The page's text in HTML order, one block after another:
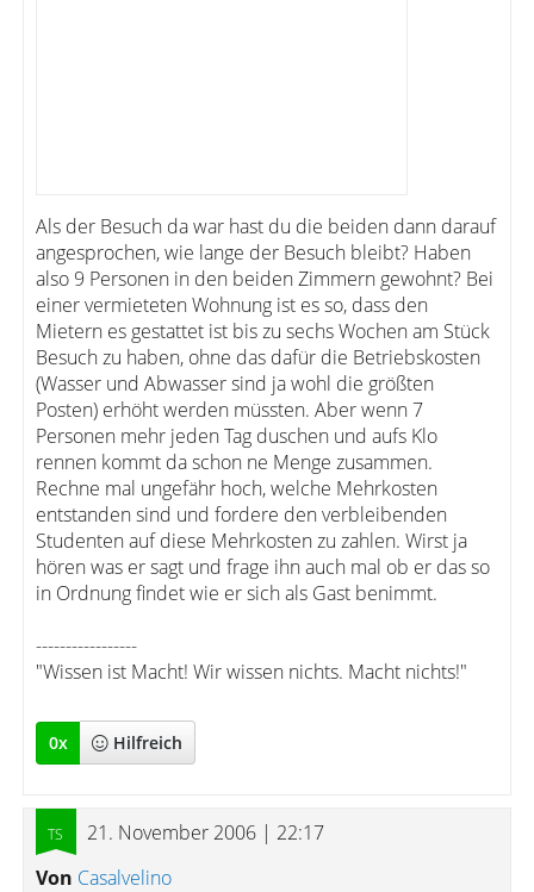
Als der Besuch da war hast du die beiden dann darauf
angesprochen, wie lange der Besuch bleibt? Haben
also 9 Personen in den beiden Zimmern gewohnt? Bei
einer vermieteten Wohnung ist es so, dass den
Mietern es gestattet ist bis zu sechs Wochen am Stück
Besuch zu haben, ohne das dafür die Betriebskosten
(Wasser und Abwasser sind ja wohl die größten
Posten) erhöht werden müssten. Aber wenn 7
Personen mehr jeden Tag duschen und aufs Klo
rennen kommt da schon ne Menge zusammen.
Rechne mal ungefähr hoch, welche Mehrkosten
entstanden sind und fordere den verbleibenden
Studenten auf diese Mehrkosten zu zahlen. Wirst ja
hören was er sagt und frage ihn auch mal ob er das so
in Ordnung findet wie er sich als Gast benimmt.
-----------------
"Wissen ist Macht! Wir wissen nichts. Macht nichts!"
0x Hilfreich
21. November 2006 | 22:17
Von Casalvelino